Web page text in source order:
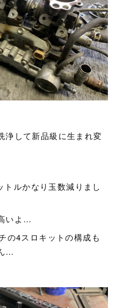
浄して新品級に生まれ変
ルかなり玉数減りまし
いよ…
の4スロキットの構成も
…